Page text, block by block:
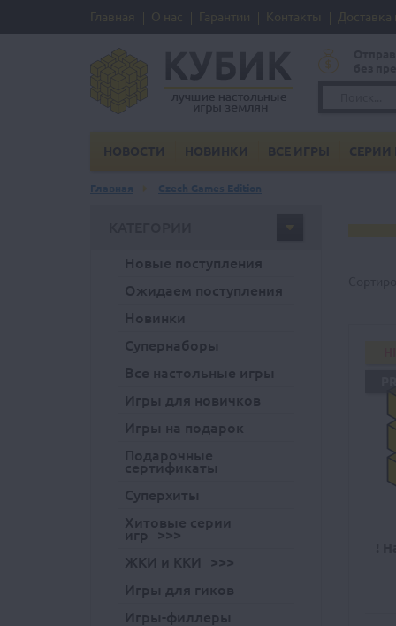
Главная О нас Гарантии Контакты Доставка
НОВОСТИ НОВИНКИ ВСЕ ИГРЫ СЕРИИ
Главная Czech Games Edition
Новые поступления
Ожидаем поступления
Новинки
Супернаборы
Все настольные игры
Игры для новичков
Игры на подарок
Подарочные
сертификаты
Суперхиты
Хитовые серии
игр
ЖКИ и ККИ
Игры для гиков
Игры-филлеры